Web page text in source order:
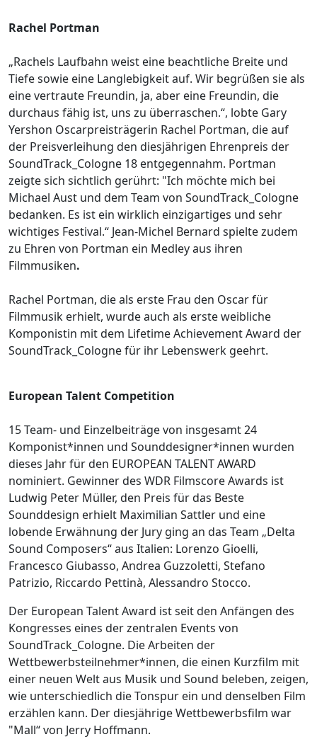
Rachel Portman
„Rachels Laufbahn weist eine beachtliche Breite und
Tiefe sowie eine Langlebigkeit auf. Wir begrüßen sie als
eine vertraute Freundin, ja, aber eine Freundin, die
durchaus fähig ist, uns zu überraschen.“, lobte Gary
Yershon Oscarpreisträgerin Rachel Portman, die auf
der Preisverleihung den diesjährigen Ehrenpreis der
SoundTrack_Cologne 18 entgegennahm. Portman
zeigte sich sichtlich gerührt: "Ich möchte mich bei
Michael Aust und dem Team von SoundTrack_Cologne
bedanken. Es ist ein wirklich einzigartiges und sehr
wichtiges Festival.“ Jean-Michel Bernard spielte zudem
zu Ehren von Portman ein Medley aus ihren
Filmmusiken.
Rachel Portman, die als erste Frau den Oscar für
Filmmusik erhielt, wurde auch als erste weibliche
Komponistin mit dem Lifetime Achievement Award der
SoundTrack_Cologne für ihr Lebenswerk geehrt.
European Talent Competition
15 Team- und Einzelbeiträge von insgesamt 24
Komponist*innen und Sounddesigner*innen wurden
dieses Jahr für den EUROPEAN TALENT AWARD
nominiert. Gewinner des WDR Filmscore Awards ist
Ludwig Peter Müller, den Preis für das Beste
Sounddesign erhielt Maximilian Sattler und eine
lobende Erwähnung der Jury ging an das Team „Delta
Sound Composers“ aus Italien: Lorenzo Gioelli,
Francesco Giubasso, Andrea Guzzoletti, Stefano
Patrizio, Riccardo Pettinà, Alessandro Stocco.
Der European Talent Award ist seit den Anfängen des
Kongresses eines der zentralen Events von
SoundTrack_Cologne. Die Arbeiten der
Wettbewerbsteilnehmer*innen, die einen Kurzfilm mit
einer neuen Welt aus Musik und Sound beleben, zeigen,
wie unterschiedlich die Tonspur ein und denselben Film
erzählen kann. Der diesjährige Wettbewerbsfilm war
"Mall“ von Jerry Hoffmann.